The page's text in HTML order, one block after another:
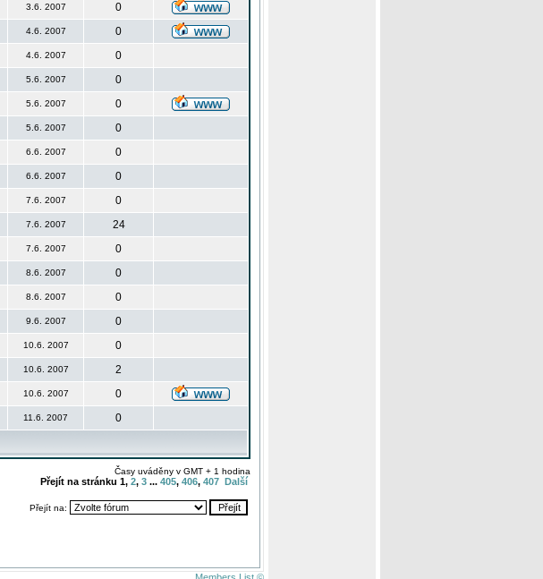
3.6. 2007
0
4.6. 2007
0
4.6. 2007
0
5.6. 2007
0
5.6. 2007
0
5.6. 2007
0
6.6. 2007
0
6.6. 2007
0
7.6. 2007
0
7.6. 2007
24
7.6. 2007
0
8.6. 2007
0
8.6. 2007
0
9.6. 2007
0
10.6. 2007
0
10.6. 2007
2
10.6. 2007
0
11.6. 2007 0
Časy uváděny v GMT + 1 hodina
Přejít na stránku 1, 2, 3 ... 405, 406, 407 Další
Přejít na: